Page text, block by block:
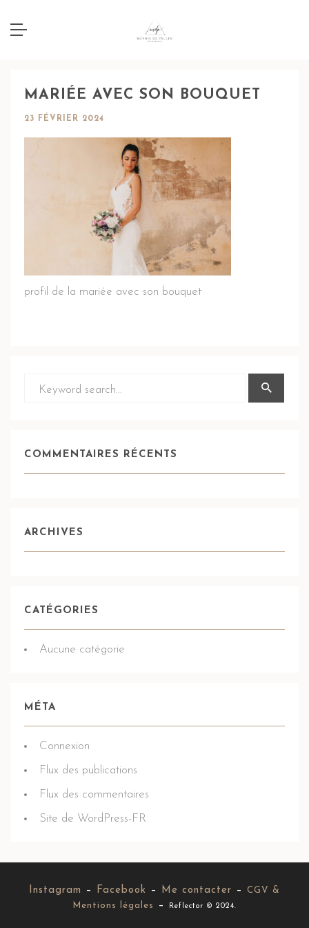
MARIÉE AVEC SON BOUQUET
23 FÉVRIER 2024
profil de la mariée avec son bouquet
COMMENTAIRES RÉCENTS
ARCHIVES
CATÉGORIES
Aucune catégorie
MÉTA
Connexion
Flux des publications
Flux des commentaires
Site de WordPress-FR
Instagram – Facebook – Me contacter – CGV &
Mentions légales
– Reflector © 2024.